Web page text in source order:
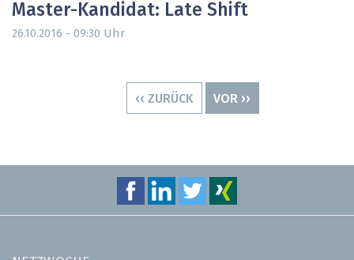
Master-Kandidat: Late Shift
26.10.2016 - 09:30 Uhr
VORHERIGE
‹‹ ZURÜCK
NÄCHSTE
VOR ››